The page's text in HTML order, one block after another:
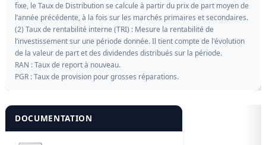
fixe, le Taux de Distribution se calcule à partir du prix de part moyen de
l’année précédente, à la fois sur les marchés primaires et secondaires.
(2) Taux de rentabilité interne (TRI) : Mesure la rentabilité de
l’investissement sur une période donnée. Il tient compte de l'évolution
de la valeur de part et des dividendes distribués sur la période.
RAN : Taux de report à nouveau.
PGR : Taux de provision pour grosses réparations.
DOCUMENTATION